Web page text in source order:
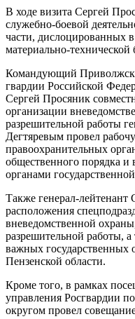
В ходе визита Сергей
служебно-боевой
части, дислоцированных
материально-технической
Командующий
гвардии Российской
Сергей Просяник
организации
разрешительной работы
Дегтяревым провел
правоохранительных
общественного порядка и
органами
Также генерал-лейтенант
расположения
вневедомственной
разрешительной работы,
важных государственных
Пензенской области.
Кроме того, в рамках
управления Росгвардии
округом провел